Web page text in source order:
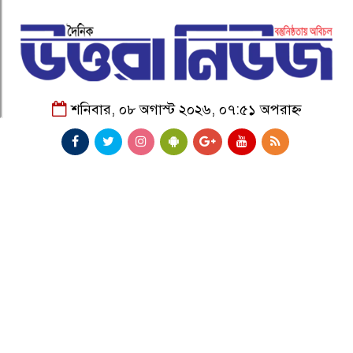
শনিবার, ০৮ অগাস্ট ২০২৬, ০৭:৫১ অপরাহ্ন